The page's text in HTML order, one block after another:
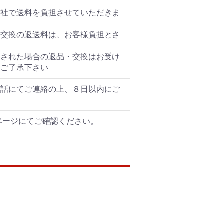
で送料を負担させていただきま
換の返送料は、お客様負担とさ
れた場合の返品・交換はお受け
了承下さい
にてご連絡の上、８日以内にご
ジにてご確認ください。